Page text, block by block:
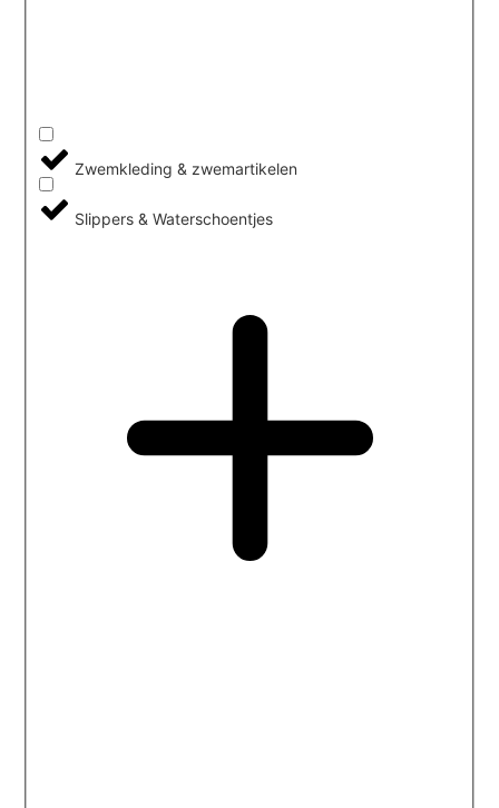
Zwemkleding & zwemartikelen
Slippers & Waterschoentjes